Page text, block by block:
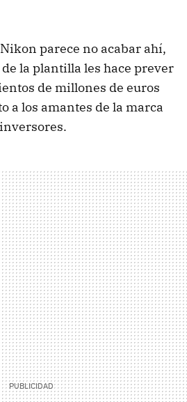
parece no acabar ahí,
la plantilla les hace prever
de millones de euros
a los amantes de la marca